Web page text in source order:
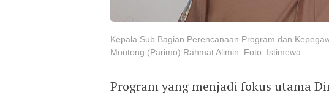
Kepala Sub Bagian Perencanaan Program dan
Moutong (Parimo) Rahmat Alimin. Foto: Istimewa
Program yang menjadi fokus utama